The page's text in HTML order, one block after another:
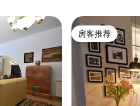
房客推荐
房客推荐